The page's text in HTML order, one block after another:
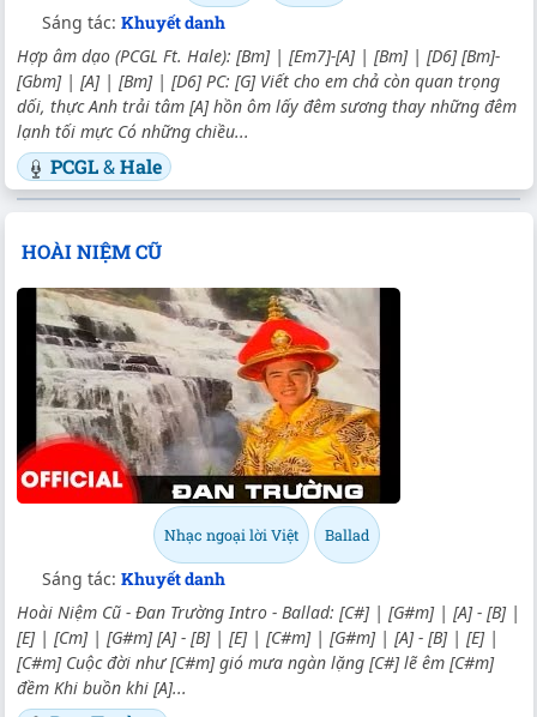
Sáng tác: Khuyết danh
Hợp âm dạo (PCGL Ft. Hale): [Bm] | [Em7]-[A] | [Bm] | [D6] [Bm]-
[Gbm] | [A] | [Bm] | [D6] PC: [G] Viết cho em chả còn quan trọng
dối, thực Anh trải tâm [A] hồn ôm lấy đêm sương thay những đêm
lạnh tối mực Có những chiều...
PCGL&Hale
HOÀI NIỆM CŨ
Nhạc ngoại lời Việt Ballad
Sáng tác: Khuyết danh
Hoài Niệm Cũ - Đan Trường Intro - Ballad: [C#] | [G#m] | [A] - [B] |
[E] | [Cm] | [G#m] [A] - [B] | [E] | [C#m] | [G#m] | [A] - [B] | [E] |
[C#m] Cuộc đời như [C#m] gió mưa ngàn lặng [C#] lẽ êm [C#m]
đềm Khi buồn khi [A]...